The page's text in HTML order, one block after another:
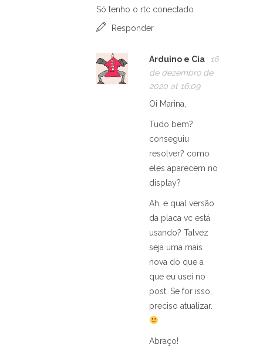
Só tenho o rtc conectado
Responder
Arduino e Cia
16
de dezembro de
2020 at 16:09
Oi Marina,
Tudo bem?
conseguiu
resolver? como
eles aparecem no
display?
Ah, e qual versão
da placa vc está
usando? Talvez
seja uma mais
nova do que a
que eu usei no
post. Se for isso,
preciso atualizar.
Abraço!